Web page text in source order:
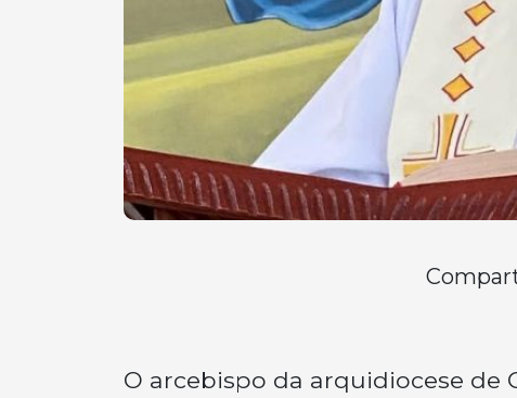
O arcebispo da arquidiocese de